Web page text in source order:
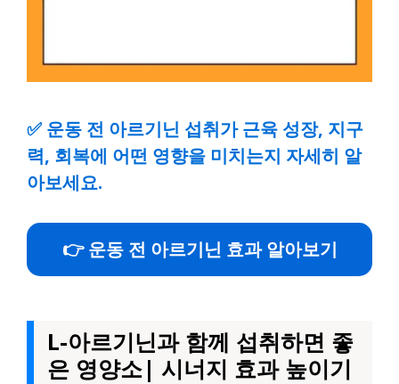
✅ 운동 전 아르기닌 섭취가 근육 성장, 지구
력, 회복에 어떤 영향을 미치는지 자세히 알
아보세요.
👉 운동 전 아르기닌 효과 알아보기
L-아르기닌과 함께 섭취하면 좋
은 영양소| 시너지 효과 높이기